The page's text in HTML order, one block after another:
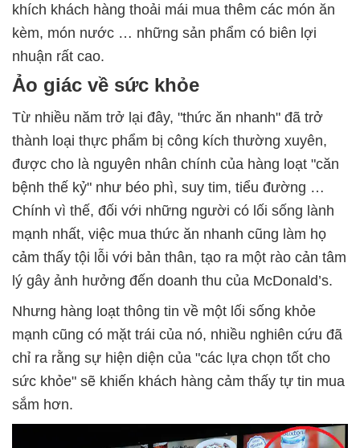
khích khách hàng thoải mái mua thêm các món ăn
kèm, món nước … những sản phẩm có biên lợi
nhuận rất cao.
Ảo giác về sức khỏe
Từ nhiều năm trở lại đây, "thức ăn nhanh" đã trở
thành loại thực phẩm bị công kích thường xuyên,
được cho là nguyên nhân chính của hàng loạt "căn
bệnh thế kỷ" như béo phì, suy tim, tiểu đường …
Chính vì thế, đối với những người có lối sống lành
mạnh nhất, việc mua thức ăn nhanh cũng làm họ
cảm thấy tội lỗi với bản thân, tạo ra một rào cản tâm
lý gây ảnh hưởng đến doanh thu của McDonald’s.
Nhưng hàng loạt thông tin về một lối sống khỏe
mạnh cũng có mặt trái của nó, nhiều nghiên cứu đã
chỉ ra rằng sự hiện diện của "các lựa chọn tốt cho
sức khỏe" sẽ khiến khách hàng cảm thấy tự tin mua
sắm hơn.